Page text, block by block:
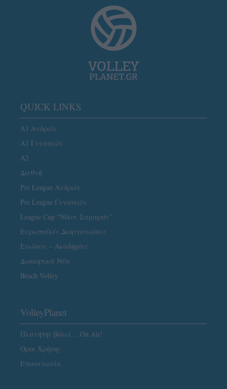
QUICK LINKS
Α1 Ανδρών
Α1 Γυναικών
A2
Διεθνή
Pre League Ανδρών
Pre League Γυναικών
League Cup “Νίκος Σαμαράς”
Ευρωπαϊκές Διοργανώσεις
Ενώσεις – Ακαδημίες
Διοικητικά Νέα
Beach Volley
VolleyPlanet
Πλανήτης βόλεϊ… On Air!
Όροι Χρήσης
Επικοινωνία